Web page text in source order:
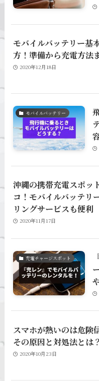
モバイルバッテリー基
方！準備から充電方法
2020年12月18日
モバイルバッテリー
沖縄の携帯充電スポッ
コ！モバイルバッテリ
リングサービスも便利
2020年11月17日
充電チャージスポット
スマホが熱いのは危険
その原因と対処法とは？
2020年10月23日